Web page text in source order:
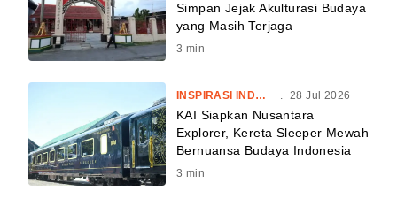
Simpan Jejak Akulturasi Budaya
yang Masih Terjaga
3 min
INSPIRASI INDONESIA 28 Jul 2026
KAI Siapkan Nusantara
Explorer, Kereta Sleeper Mewah
Bernuansa Budaya Indonesia
3 min